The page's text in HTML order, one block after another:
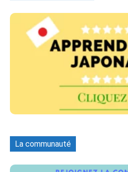
La communauté